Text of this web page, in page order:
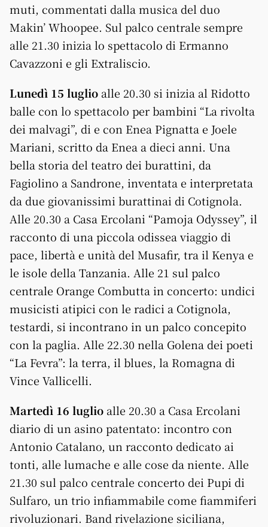
muti, commentati dalla musica del duo
Makin’ Whoopee. Sul palco centrale sempre
alle 21.30 inizia lo spettacolo di Ermanno
Cavazzoni e gli Extraliscio.
Lunedì 15 luglio alle 20.30 si inizia al Ridotto
balle con lo spettacolo per bambini “La rivolta
dei malvagi”, di e con Enea Pignatta e Joele
Mariani, scritto da Enea a dieci anni. Una
bella storia del teatro dei burattini, da
Fagiolino a Sandrone, inventata e interpretata
da due giovanissimi burattinai di Cotignola.
Alle 20.30 a Casa Ercolani “Pamoja Odyssey”, il
racconto di una piccola odissea viaggio di
pace, libertà e unità del Musafir, tra il Kenya e
le isole della Tanzania. Alle 21 sul palco
centrale Orange Combutta in concerto: undici
musicisti atipici con le radici a Cotignola,
testardi, si incontrano in un palco concepito
con la paglia. Alle 22.30 nella Golena dei poeti
“La Fevra”: la terra, il blues, la Romagna di
Vince Vallicelli.
Martedì 16 luglio alle 20.30 a Casa Ercolani
diario di un asino patentato: incontro con
Antonio Catalano, un racconto dedicato ai
tonti, alle lumache e alle cose da niente. Alle
21.30 sul palco centrale concerto dei Pupi di
Sulfaro, un trio infiammabile come fiammiferi
rivoluzionari. Band rivelazione siciliana,